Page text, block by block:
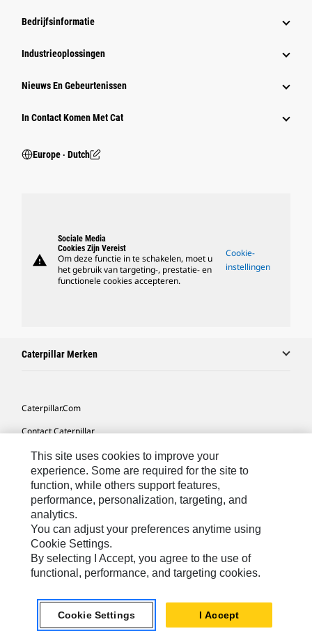
Bedrijfsinformatie
Industrieoplossingen
Nieuws En Gebeurtenissen
In Contact Komen Met Cat
Europe ‧ Dutch
warning
Sociale Media
Cookies Zijn Vereist
Om deze functie in te schakelen, moet u
het gebruik van targeting-, prestatie- en
functionele cookies accepteren.
Cookie-
instellingen
Caterpillar Merken
Caterpillar.com
Contact Caterpillar
Mijn Marketingvoorkeuren
Site Map
Cookie Settings
Legal
Privacy
Europe-Dutch© 2026 Caterpillar. Alle rechten voorbehouden.
This site uses cookies to improve your
experience. Some are required for the site to
function, while others support features,
performance, personalization, targeting, and
analytics.
You can adjust your preferences anytime using
Cookie Settings.
By selecting I Accept, you agree to the use of
functional, performance, and targeting cookies.
Cookie Settings I Accept